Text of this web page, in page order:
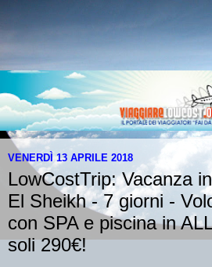
VENERDÌ 13 APRILE 2018
LowCostTrip: Vacanza
El Sheikh - 7 giorni -
con SPA e piscina in
soli 290€!